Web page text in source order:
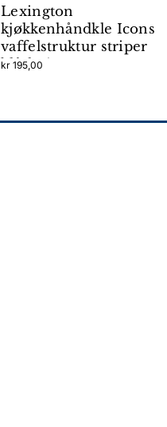
Lexington
kjøkkenhåndkle Icons
vaffelstruktur striper
blå/hvit
kr 195,00